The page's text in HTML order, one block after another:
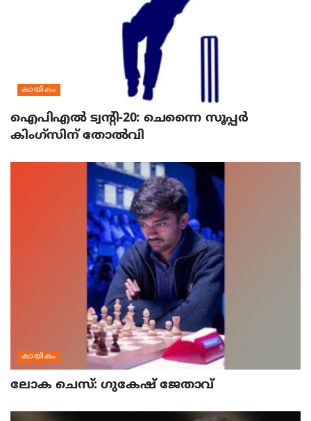
കായികം
ഐപിഎല്‍ ട്വന്റി-20: ചെന്നൈ സൂപ്പര്‍
കിംഗ്‌സിന് തോല്‍വി
കായികം
ലോക ചെസ്: ഗുകേഷ് ജേതാവ്